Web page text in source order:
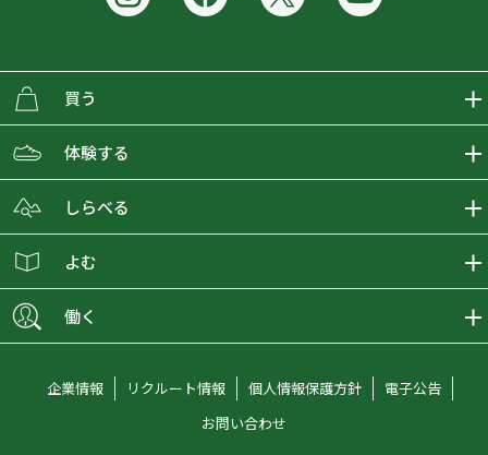
買う
ECMALLの商品をさがす
取り扱いブランド一覧
ショップブログ
会員募集
体験する
おとな女子登山部
グラビティリサーチ
しらべる
登山レポート
オンラインコンシェルジュ
よむ
好日山荘マガジン
働く
企業情報 リクルート情報 個人情報保護方針
電子公告
お問い合わせ